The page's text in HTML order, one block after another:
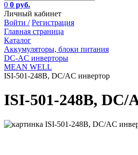
0 0 руб.
Личный кабинет
Войти / Регистрация
Главная страница
Каталог
Аккумуляторы, блоки питания
DC-AC инверторы
MEAN WELL
ISI-501-248B, DC/AC инвертор
ISI-501-248B, DC/